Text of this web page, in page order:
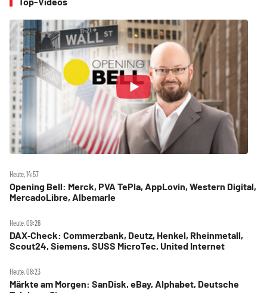
Heute, 14:57
Opening Bell: Merck, PVA TePla, AppLovin, Western Digital,
MercadoLibre, Albemarle
Heute, 09:26
DAX‑Check: Commerzbank, Deutz, Henkel, Rheinmetall,
Scout24, Siemens, SUSS MicroTec, United Internet
Heute, 08:23
Märkte am Morgen: SanDisk, eBay, Alphabet, Deutsche